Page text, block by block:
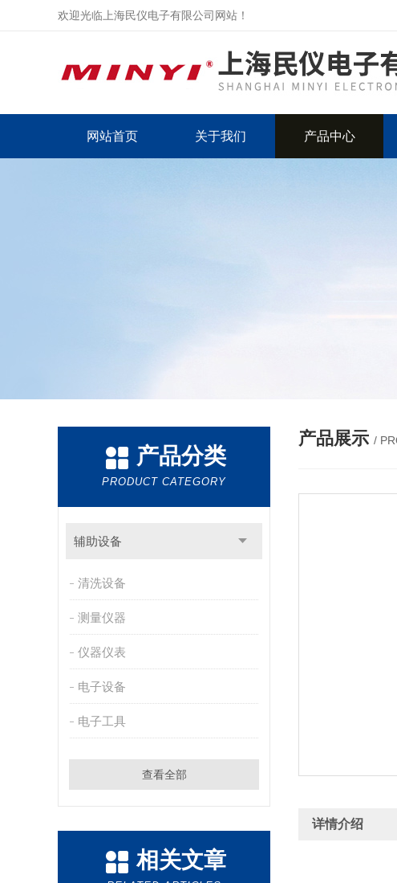
欢迎光临上海民仪电子有限公司网站！
网站首页 关于我们 产品中心
产品分类
PRODUCT CATEGORY
辅助设备
清洗设备
测量仪器
仪器仪表
电子设备
电子工具
查看全部
相关文章
产品展示 /
详情介绍